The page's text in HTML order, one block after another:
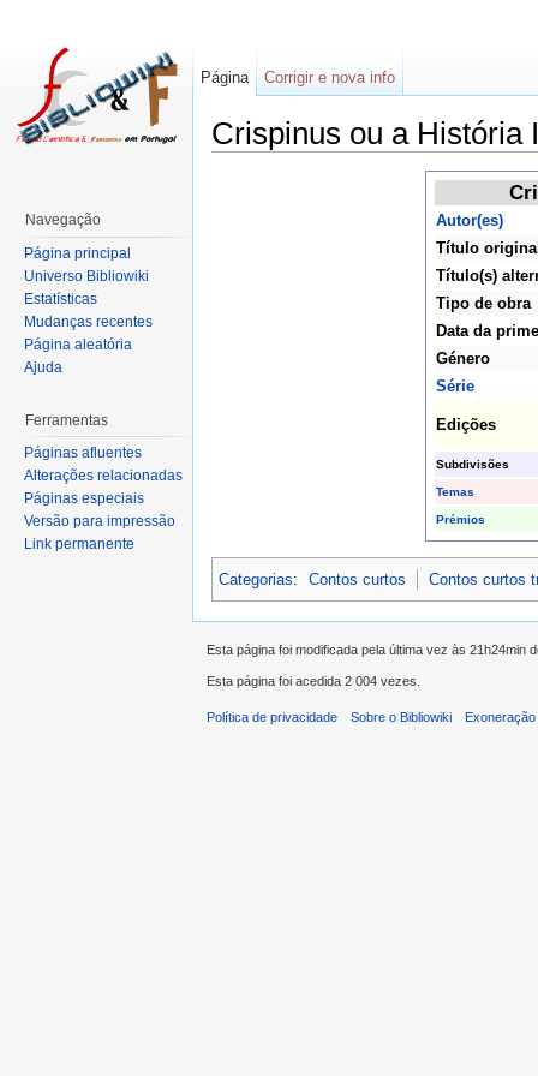
Crispinus ou a História
Autor(es)
Título
Título(s)
Tipo de obra
Data da
Género
Série
Edições
Subdivisões
Temas
Prémios
Categorias: Contos curtos Contos curtos
Página Corrigir e nova info
Navegação
Página principal
Universo Bibliowiki
Estatísticas
Mudanças recentes
Página aleatória
Ajuda
Ferramentas
Páginas afluentes
Alterações relacionadas
Páginas especiais
Versão para impressão
Link permanente
Esta página foi modificada pela última vez às 21h24min
Esta página foi acedida 2 004 vezes.
Política de privacidade Sobre o Bibliowiki